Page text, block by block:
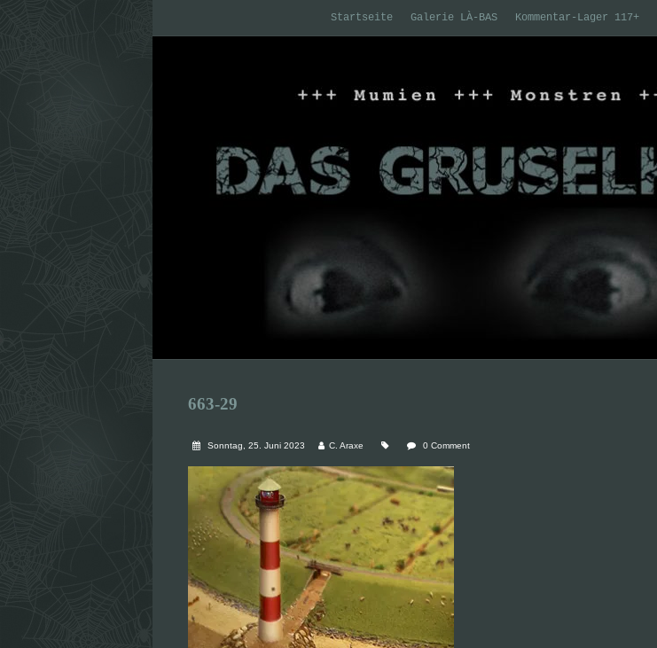
Startseite Galerie LÀ-BAS Kommentar-Lager 117+
663-29
Sonntag, 25. Juni 2023 C. Araxe 0 Comment